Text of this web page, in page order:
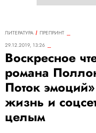
ЛИТЕРАТУРА
ПРЕПРИНТ
29.12.2019, 13:26
Воскресное
романа
Поток
жизнь и
целым